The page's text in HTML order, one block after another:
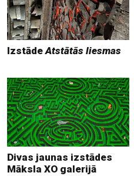
IzstādeAtstātās liesmas
Divas jaunas izstādes
Māksla XO galerijā